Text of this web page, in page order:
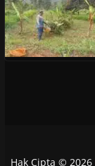
Hak Cipta © 2026